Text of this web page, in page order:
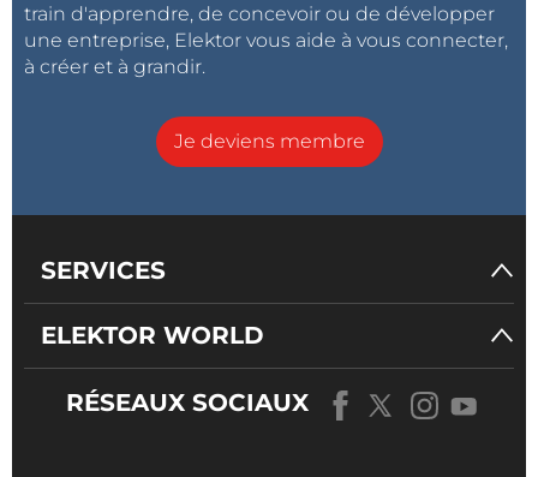
train d'apprendre, de concevoir ou de développer
une entreprise, Elektor vous aide à vous connecter,
à créer et à grandir.
Je deviens membre
SERVICES
ELEKTOR WORLD
RÉSEAUX SOCIAUX